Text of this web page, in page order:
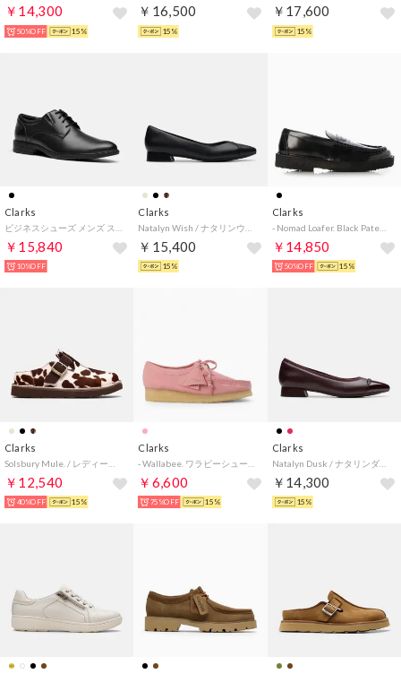
￥14,300
50%OFF 15%
￥16,500
15%
￥17,600
15%
Clarks
ビジネスシューズ メンズ ステッドウェルレース 26184679 Steadwell Lace （ブラック）
￥15,840
10%OFF
Clarks
Natalyn Wish / ナタリンウィッシュ （ブラックレザー）
￥15,400
15%
Clarks
- Nomad Loafer. Black Patent 【26183769】 （Black Patent）
￥14,850
50%OFF 15%
Clarks
￥12,540
40%OFF 15%
Clarks
￥6,600
75%OFF 15%
Clarks
Natalyn Dusk / ナタリンダスク （メルローレザー）
￥14,300
15%